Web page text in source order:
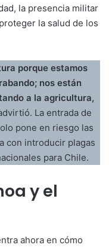
la presencia militar
la salud de los
porque estamos
nos están
a la agricultura,
La entrada de
pone en riesgo las
con introducir plagas
para Chile.
y el
ahora en cómo